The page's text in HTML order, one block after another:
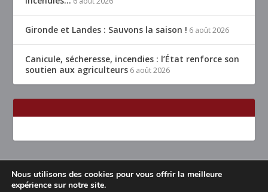
Gironde et Landes : Sauvons la saison ! 6 août 2026
Canicule, sécheresse, incendies : l’État renforce son
soutien aux agriculteurs 6 août 2026
Conçu parElegant Themes | Propulsé parWordPress
Nous utilisons des cookies pour vous offrir la meilleure
expérience sur notre site.